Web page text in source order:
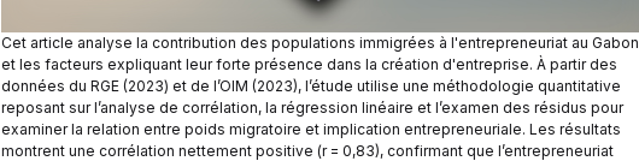
Cet article analyse la contribution des populations immigrées à l'entrepreneuriat au Gabon
et les facteurs expliquant leur forte présence dans la création d'entreprise. À partir des
données du RGE (2023) et de l’OIM (2023), l’étude utilise une méthodologie quantitative
reposant sur l’analyse de corrélation, la régression linéaire et l’examen des résidus pour
examiner la relation entre poids migratoire et implication entrepreneuriale. Les résultats
montrent une corrélation nettement positive (r = 0,83), confirmant que l’entrepreneuriat